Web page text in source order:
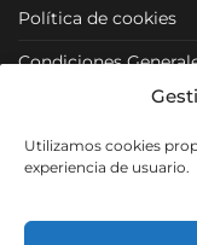
Utilizamos cookies
experiencia de usuario.
Política de cookies
Condiciones
Condiciones
Política de Venta y